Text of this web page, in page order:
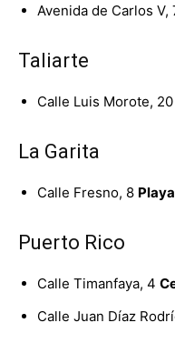
Avenida de Carlos V,
Taliarte
Calle Luis Morote, 20
La Garita
Calle Fresno, 8
Puerto Rico
Calle Timanfaya, 4
Calle Juan Díaz